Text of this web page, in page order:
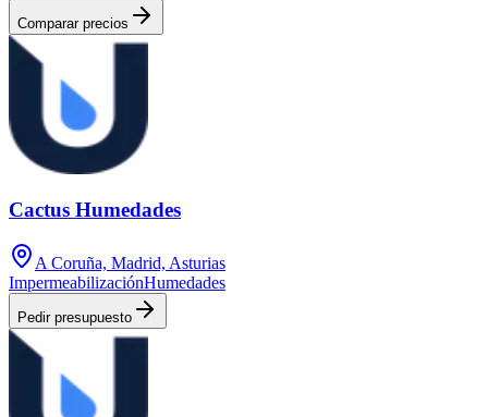
Comparar precios
Cactus Humedades
A Coruña, Madrid, Asturias
ImpermeabilizaciónHumedades
Pedir presupuesto